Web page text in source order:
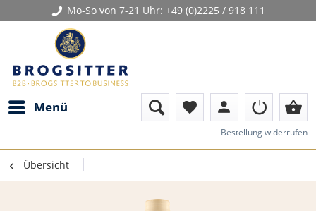
Mo-So von 7-21 Uhr: +49 (0)2225 / 918 111
Menü favorite person shopping_basket
Bestellung widerrufen
Übersicht